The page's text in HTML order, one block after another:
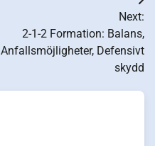
Next:
2-1-2 Formation: Balans,
Anfallsmöjligheter, Defensivt
skydd